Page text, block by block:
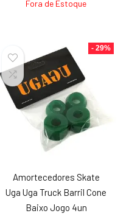
preço
R$39,90.R$34,90.
Fora de Estoque
- 29%
Amortecedores Skate
Uga Uga Truck Barril Cone
Baixo Jogo 4un